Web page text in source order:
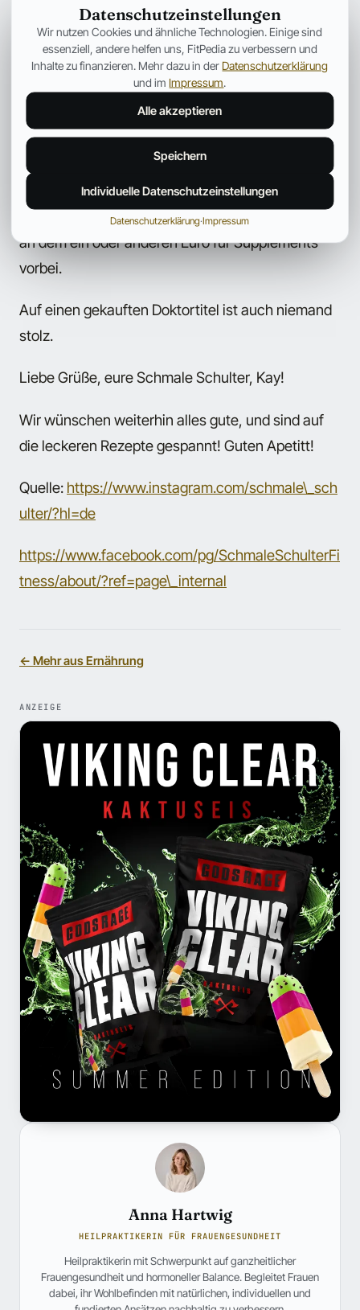
Muskeln aufzubauen dauert lange !!! Vorallem wer
Fitnessmodels bewundert und seinen Körper in
eine „vergleichbare“ Form bringen will sollte nicht
davon ausgehen nach 6 Monaten sein Ziel
erreicht zu haben. Natürlich geht es mit Hilfe von
Steroiden schneller, doch ist das noch eine Kunst
??? Damit schafft es jeder, doch wenn du stolz
drauf sein willst dann führt kein Weg am Schweiß,
am Zeitaufwand, am vernünftigem ernähren oder
an dem ein oder anderen Euro für Supplements
vorbei.
Auf einen gekauften Doktortitel ist auch niemand
stolz.
Liebe Grüße, eure Schmale Schulter, Kay!
Wir wünschen weiterhin alles gute, und sind auf
die leckeren Rezepte gespannt! Guten Apetitt!
Quelle: https://www.instagram.com/schmale\_sch
ulter/?hl=de
https://www.facebook.com/pg/SchmaleSchulterFi
tness/about/?ref=page\_internal
← Mehr aus Ernährung
ANZEIGE
Anna Hartwig
HEILPRAKTIKERIN FÜR FRAUENGESUNDHEIT
Heilpraktikerin mit Schwerpunkt auf ganzheitlicher
Frauengesundheit und hormoneller Balance. Begleitet Frauen
dabei, ihr Wohlbefinden mit natürlichen, individuellen und
Datenschutzeinstellungen
Wir nutzen Cookies und ähnliche Technologien. Einige sind
essenziell, andere helfen uns, FitPedia zu verbessern und
Inhalte zu finanzieren. Mehr dazu in der Datenschutzerklärung
und im Impressum
Alle akzeptieren
Speichern
Individuelle Datenschutzeinstellungen
Datenschutzerklärung·Impressum